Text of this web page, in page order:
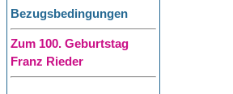
Bezugsbedingungen
Zum 100. Geburtstag
Franz Rieder